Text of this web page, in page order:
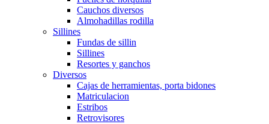
Cauchos diversos
Almohadillas rodilla
Sillines
Fundas de sillin
Sillines
Resortes y ganchos
Diversos
Cajas de herramientas, porta bidones
Matriculacion
Estribos
Retrovisores